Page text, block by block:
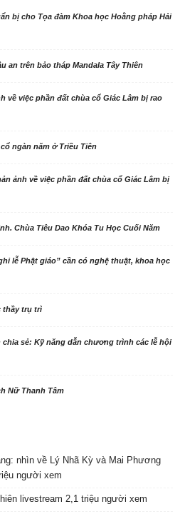
bị cho Tọa đàm Khoa học Hoằng pháp Hải
an trên bảo tháp Mandala Tây Thiên
về việc phần đất chùa cổ Giác Lâm bị rao
ngàn năm ở Triều Tiên
ảnh về việc phần đất chùa cổ Giác Lâm bị
Chùa Tiêu Dao Khóa Tu Học Cuối Năm
lễ Phật giáo” cần có nghệ thuật, khoa học
thầy trụ trì
chia sẻ: Kỹ năng dẫn chương trình các lễ hội
Nữ Thanh Tâm
nhìn về Lý Nhã Kỳ và Mai Phương
người xem
livestream 2,1 triệu người xem